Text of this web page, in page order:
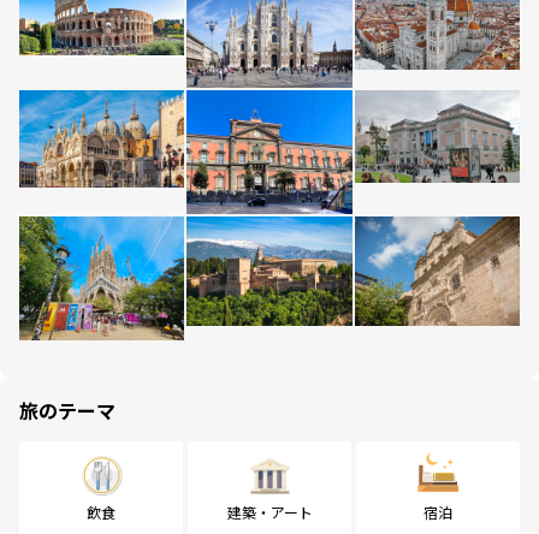
旅のテーマ
飲食 建築・アート 宿泊